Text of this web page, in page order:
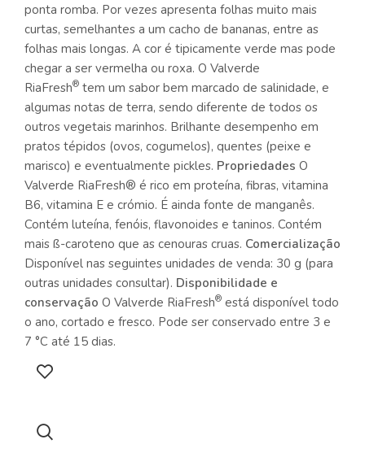
ponta romba. Por vezes apresenta folhas muito mais
curtas, semelhantes a um cacho de bananas, entre as
folhas mais longas. A cor é tipicamente verde mas pode
chegar a ser vermelha ou roxa. O Valverde
RiaFresh® tem um sabor bem marcado de salinidade, e
algumas notas de terra, sendo diferente de todos os
outros vegetais marinhos. Brilhante desempenho em
pratos tépidos (ovos, cogumelos), quentes (peixe e
marisco) e eventualmente pickles. Propriedades O
Valverde RiaFresh® é rico em proteína, fibras, vitamina
B6, vitamina E e crómio. É ainda fonte de manganês.
Contém luteína, fenóis, flavonoides e taninos. Contém
mais ß-caroteno que as cenouras cruas. Comercialização
Disponível nas seguintes unidades de venda: 30 g (para
outras unidades consultar). Disponibilidade e
conservação O Valverde RiaFresh® está disponível todo
o ano, cortado e fresco. Pode ser conservado entre 3 e
7 °C até 15 dias.